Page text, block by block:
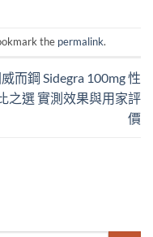
the permalink.
而鋼 Sidegra 100mg 性
之選 實測效果與用家評
價